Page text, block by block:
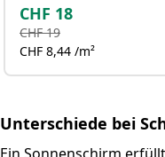
CHF 18
CHF 19
CHF 8,44 /m²
Unterschiede bei